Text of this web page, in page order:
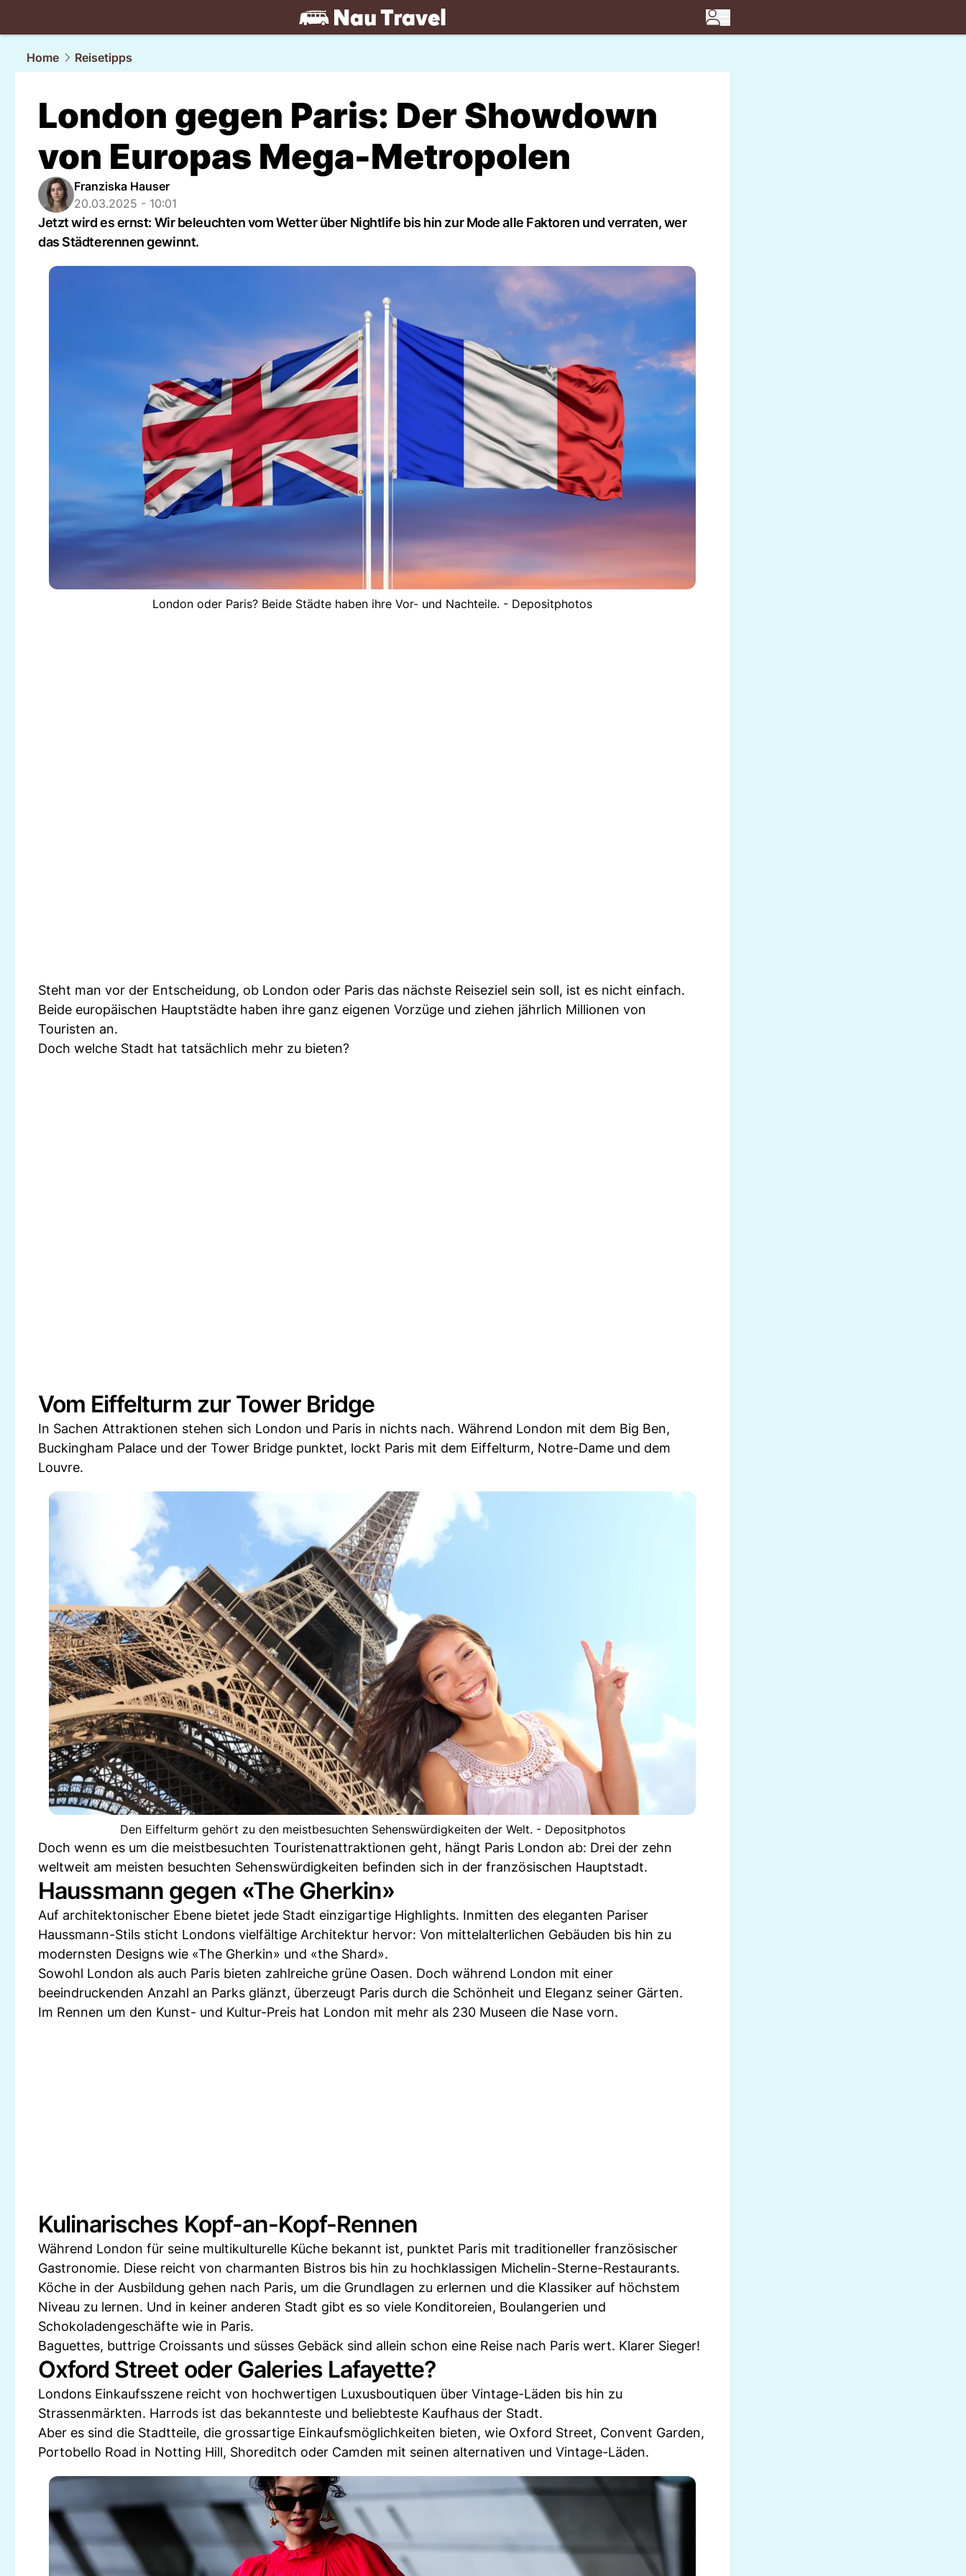
travel.NAU.ch
Home
Reisetipps
London gegen Paris: Der Showdown
von Europas Mega-Metropolen
Franziska Hauser
20.03.2025 - 10:01
Jetzt wird es ernst: Wir beleuchten vom Wetter über Nightlife bis hin zur Mode alle Faktoren und verraten, wer
das Städterennen gewinnt.
London oder Paris? Beide Städte haben ihre Vor- und Nachteile. - Depositphotos
Steht man vor der Entscheidung, ob London oder Paris das nächste Reiseziel sein soll, ist es nicht einfach.
Beide europäischen Hauptstädte haben ihre ganz eigenen Vorzüge und ziehen jährlich Millionen von
Touristen an.
Doch welche Stadt hat tatsächlich mehr zu bieten?
Vom Eiffelturm zur Tower Bridge
In Sachen Attraktionen stehen sich London und Paris in nichts nach. Während London mit dem Big Ben,
Buckingham Palace und der Tower Bridge punktet, lockt Paris mit dem Eiffelturm, Notre-Dame und dem
Louvre.
Den Eiffelturm gehört zu den meistbesuchten Sehenswürdigkeiten der Welt. - Depositphotos
Doch wenn es um die meistbesuchten Touristenattraktionen geht, hängt Paris London ab: Drei der zehn
weltweit am meisten besuchten Sehenswürdigkeiten befinden sich in der französischen Hauptstadt.
Haussmann gegen «The Gherkin»
Auf architektonischer Ebene bietet jede Stadt einzigartige Highlights. Inmitten des eleganten Pariser
Haussmann-Stils sticht Londons vielfältige Architektur hervor: Von mittelalterlichen Gebäuden bis hin zu
modernsten Designs wie «The Gherkin» und «the Shard».
Sowohl London als auch Paris bieten zahlreiche grüne Oasen. Doch während London mit einer
beeindruckenden Anzahl an Parks glänzt, überzeugt Paris durch die Schönheit und Eleganz seiner Gärten.
Im Rennen um den Kunst- und Kultur-Preis hat London mit mehr als 230 Museen die Nase vorn.
Kulinarisches Kopf-an-Kopf-Rennen
Während London für seine multikulturelle Küche bekannt ist, punktet Paris mit traditioneller französischer
Gastronomie. Diese reicht von charmanten Bistros bis hin zu hochklassigen Michelin-Sterne-Restaurants.
Köche in der Ausbildung gehen nach Paris, um die Grundlagen zu erlernen und die Klassiker auf höchstem
Niveau zu lernen. Und in keiner anderen Stadt gibt es so viele Konditoreien, Boulangerien und
Schokoladengeschäfte wie in Paris.
Baguettes, buttrige Croissants und süsses Gebäck sind allein schon eine Reise nach Paris wert. Klarer Sieger!
Oxford Street oder Galeries Lafayette?
Londons Einkaufsszene reicht von hochwertigen Luxusboutiquen über Vintage-Läden bis hin zu
Strassenmärkten. Harrods ist das bekannteste und beliebteste Kaufhaus der Stadt.
Aber es sind die Stadtteile, die grossartige Einkaufsmöglichkeiten bieten, wie Oxford Street, Convent Garden,
Portobello Road in Notting Hill, Shoreditch oder Camden mit seinen alternativen und Vintage-Läden.